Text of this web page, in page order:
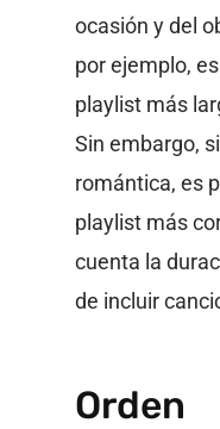
ocasión y del
por ejemplo,
playlist más
Sin embargo,
romántica, es
playlist más
cuenta la
de incluir
Orden